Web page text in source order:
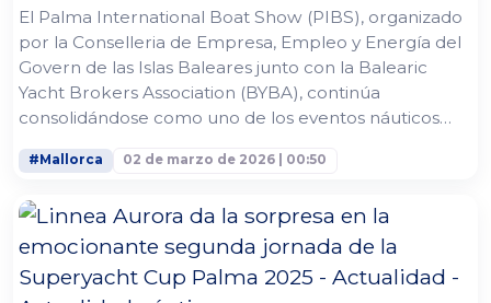
El Palma International Boat Show (PIBS), organizado
por la Conselleria de Empresa, Empleo y Energía del
Govern de las Islas Baleares junto con la Balearic
Yacht Brokers Association (BYBA), continúa
consolidándose como uno de los eventos náuticos
cada vez mayor en la sostenibilidad y la
celebrará del 29 de abril al 2 de mayo en el Moll Vell
de Palma de Mallorca. Este año, los...
#Mallorca 02 de marzo de 2026 | 00:50